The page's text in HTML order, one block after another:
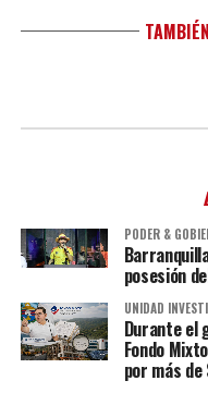
PODER &
posesión
UNIDAD
Durante el
Fondo
por más